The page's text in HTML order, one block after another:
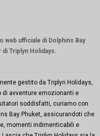
web ufficiale di Dolphins Bay
di Triplyn Holidays.
gestito da Triplyn Holidays,
di avventure emozionanti e
soddisfatti, curiamo con
Bay Phuket, assicurandoti che
momenti indimenticabili e